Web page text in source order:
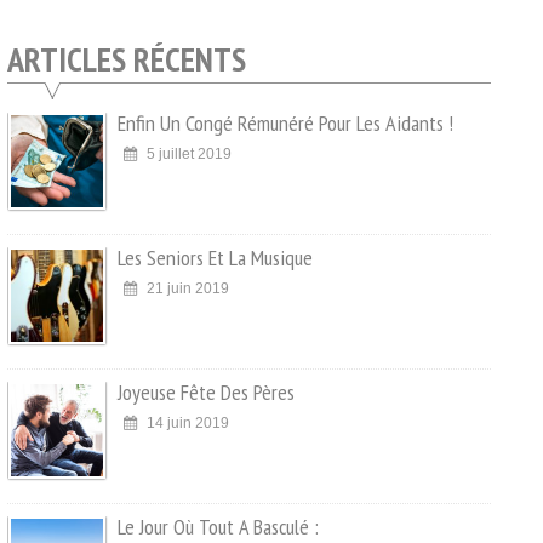
ARTICLES RÉCENTS
Enfin Un Congé Rémunéré Pour Les Aidants !
5 juillet 2019
Les Seniors Et La Musique
21 juin 2019
Joyeuse Fête Des Pères
14 juin 2019
Le Jour Où Tout A Basculé :